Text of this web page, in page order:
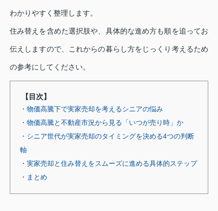
わかりやすく整理します。
住み替えを含めた選択肢や、具体的な進め方も順を追ってお
伝えしますので、これからの暮らし方をじっくり考えるため
の参考にしてください。
【目次】
・物価高騰下で実家売却を考えるシニアの悩み
・物価高騰と不動産市況から見る「いつが売り時」か
・シニア世代が実家売却のタイミングを決める4つの判断
軸
・実家売却と住み替えをスムーズに進める具体的ステップ
・まとめ